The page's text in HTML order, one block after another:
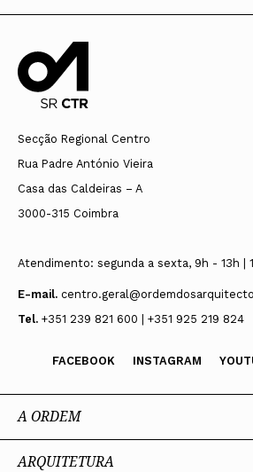
Secção Regional Centro
Rua Padre António Vieira
Casa das Caldeiras – A
3000-315 Coimbra
Atendimento: segunda a sexta, 9h - 13h |
E-mail.
Tel. +351 239 821 600 | +351 925 219 824
FACEBOOK INSTAGRAM
A ORDEM
Ordem dos Arquitectos
ARQUITETURA